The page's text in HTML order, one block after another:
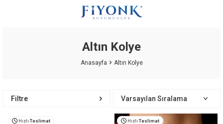
Altın Kolye
Anasayfa Altın Kolye
Filtre
Hızlı Teslimat Hızlı Teslimat